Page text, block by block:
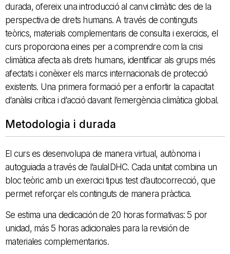
durada, ofereix una introducció al canvi climàtic des de la
perspectiva de drets humans. A través de continguts
teòrics, materials complementaris de consulta i exercicis, el
curs proporciona eines per a comprendre com la crisi
climàtica afecta als drets humans, identificar als grups més
afectats i conèixer els marcs internacionals de protecció
existents. Una primera formació per a enfortir la capacitat
d’anàlisi crítica i d’acció davant l’emergència climàtica global.
Metodologia i durada
El curs es desenvolupa de manera virtual, autònoma i
autoguiada a través de l’aulaIDHC. Cada unitat combina un
bloc teòric amb un exercici tipus test d’autocorrecció, que
permet reforçar els continguts de manera pràctica.
Se estima una dedicación de 20 horas formativas: 5 por
unidad, más 5 horas adicionales para la revisión de
materiales complementarios.